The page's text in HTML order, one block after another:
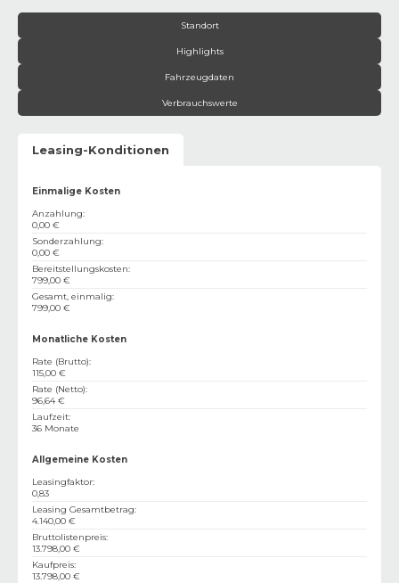
Standort
Highlights
Fahrzeugdaten
Verbrauchswerte
Leasing-Konditionen
Einmalige Kosten
Anzahlung:
0,00 €
Sonderzahlung:
0,00 €
Bereitstellungskosten:
799,00 €
Gesamt, einmalig:
799,00 €
Monatliche Kosten
Rate (Brutto):
115,00 €
Rate (Netto):
96,64 €
Laufzeit:
36 Monate
Allgemeine Kosten
Leasingfaktor:
0,83
Leasing Gesamtbetrag:
4.140,00 €
Bruttolistenpreis:
13.798,00 €
Kaufpreis:
13.798,00 €